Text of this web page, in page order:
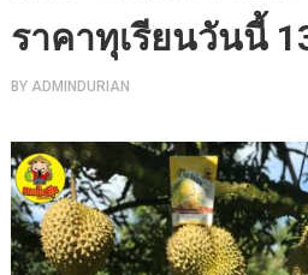
ราคาทุเรียนวันนี้
BY ADMINDURIAN